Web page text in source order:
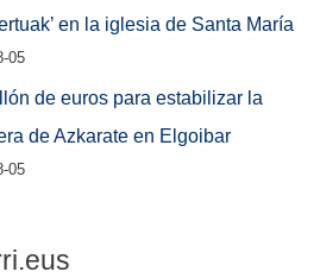
en la iglesia de Santa María
05
de euros para estabilizar la
de Azkarate en Elgoibar
05